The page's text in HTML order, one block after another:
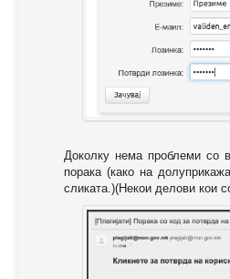
Доколку нема проблеми со
порака (како на
сликата.)(Некои делови кои